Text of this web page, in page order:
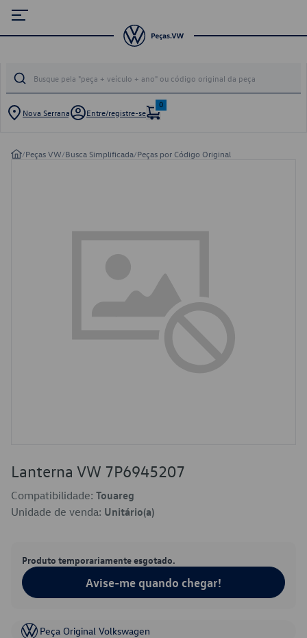
Nova Serrana Entre/registre-se
0
/Peças VW/Busca Simplificada/Peças por Código Original
Lanterna VW 7P6945207
Compatibilidade: Touareg
Unidade de venda: Unitário(a)
Produto temporariamente esgotado.
Avise-me quando chegar!
Peça Original Volkswagen